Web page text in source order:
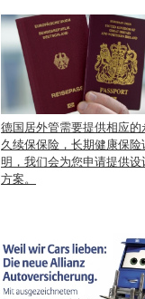
德国居外管需要提供相应的
久续保保险，长期健康保险
明，我们会为您申请提供设
方案。